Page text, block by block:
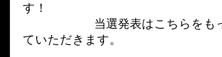
す！
当選発表はこちらをもっ
ていただきます。